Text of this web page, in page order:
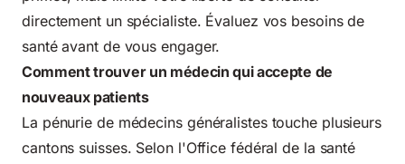
directement un spécialiste. Évaluez vos besoins de
santé avant de vous engager.
Comment trouver un médecin qui accepte de
nouveaux patients
La pénurie de médecins généralistes touche plusieurs
cantons suisses. Selon l'Office fédéral de la santé